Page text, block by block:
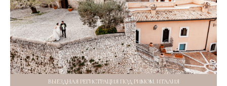
ВЫЕЗДНАЯ РЕГИСТРАЦИЯ ПОД РИМОМ. ИТАЛИЯ